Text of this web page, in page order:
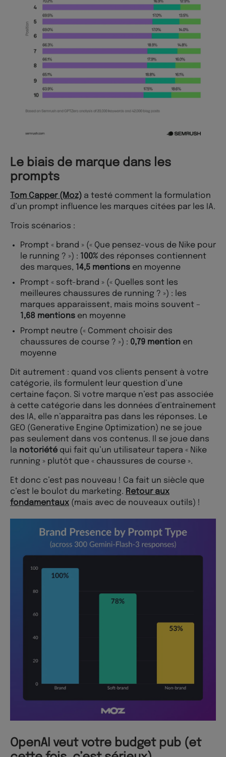
Le biais de marque dans les
prompts
Tom Capper (Moz) a testé comment la formulation
d’un prompt influence les marques citées par les IA.
Trois scénarios :
Prompt « brand » (« Que pensez-vous de Nike pour
le running ? ») : 100% des réponses contiennent
des marques, 14,5 mentions en moyenne
Prompt « soft-brand » (« Quelles sont les
meilleures chaussures de running ? ») : les
marques apparaissent, mais moins souvent –
1,68 mentions en moyenne
Prompt neutre (« Comment choisir des
chaussures de course ? ») : 0,79 mention en
moyenne
Dit autrement : quand vos clients pensent à votre
catégorie, ils formulent leur question d’une
certaine façon. Si votre marque n’est pas associée
à cette catégorie dans les données d’entraînement
des IA, elle n’apparaîtra pas dans les réponses. Le
GEO (Generative Engine Optimization) ne se joue
pas seulement dans vos contenus. Il se joue dans
la notoriété qui fait qu’un utilisateur tapera « Nike
running » plutôt que « chaussures de course ».
Et donc c’est pas nouveau ! Ca fait un siècle que
c’est le boulot du marketing. Retour aux
fondamentaux (mais avec de nouveaux outils) !
OpenAI veut votre budget pub (et